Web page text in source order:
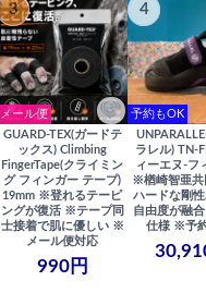
3
メール便
GUARD-TEX(ガードテ
ックス) Climbing
FingerTape(クライミン
グ フィンガー テープ)
19mm ※登れるテーピ
ングが復活 ※テープ同
士接着で肌に優しい ※
メール便対応
990円
4
予約もOK
ラレル) TN-
ィーエヌ-フ
※楢崎智亜
ハードな剛
自由度が融
仕様 ※予